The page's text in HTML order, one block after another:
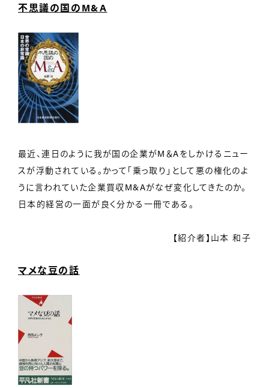
不思議の国のM&A
最近、連日のように我が国の企業がM＆Aをしかけるニュー
スが浮動されている。かって「乗っ取り」として悪の権化のよ
うに言われていた企業買収M&Aがなぜ変化してきたのか。
日本的経営の一面が良く分かる一冊である。
【紹介者】山本 和子
マメな豆の話